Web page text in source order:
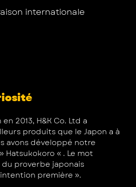
internationale
2013, H&K Co. Ltd a
produits que le Japon a à
avons développé notre
Hatsukokoro « . Le mot
proverbe japonais
première ».